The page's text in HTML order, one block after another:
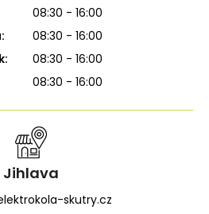
08:30 - 16:00
08:30 - 16:00
08:30 - 16:00
08:30 - 16:00
Jihlava
skutry.cz